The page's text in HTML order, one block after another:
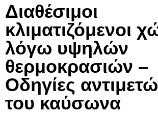
Διαθέσιμοι
κλιματιζόμενοι
λόγω υψηλών
θερμοκρασιών –
Οδηγίες
του καύσωνα